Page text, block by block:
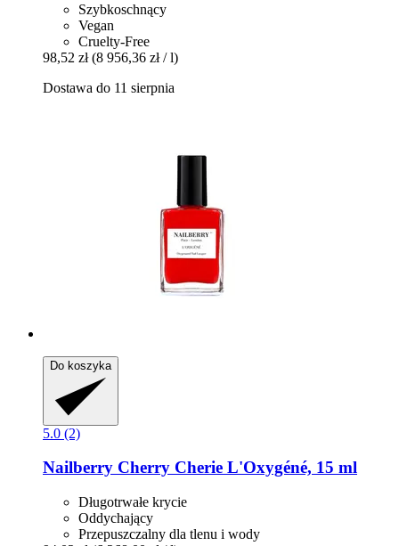
Szybkoschnący
Vegan
Cruelty-Free
98,52 zł (8 956,36 zł / l)
Dostawa do 11 sierpnia
Do koszyka
5.0 (2)
Nailberry Cherry Cherie L'Oxygéné, 15 ml
Długotrwałe krycie
Oddychający
Przepuszczalny dla tlenu i wody